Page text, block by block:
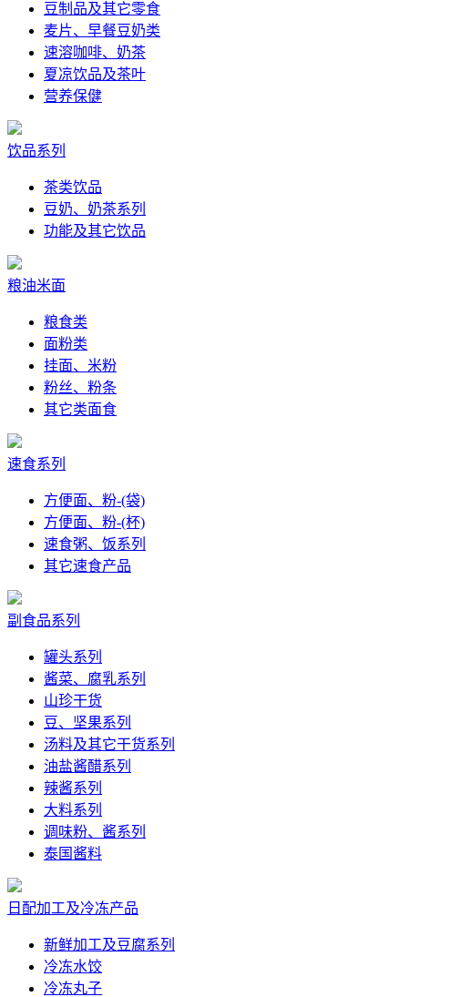
豆制品及其它零食
麦片、早餐豆奶类
速溶咖啡、奶茶
夏凉饮品及茶叶
营养保健
饮品系列
茶类饮品
豆奶、奶茶系列
功能及其它饮品
粮油米面
粮食类
面粉类
挂面、米粉
粉丝、粉条
其它类面食
速食系列
方便面、粉-(袋)
方便面、粉-(杯)
速食粥、饭系列
其它速食产品
副食品系列
罐头系列
酱菜、腐乳系列
山珍干货
豆、坚果系列
汤料及其它干货系列
油盐酱醋系列
辣酱系列
大料系列
调味粉、酱系列
泰国酱料
日配加工及冷冻产品
新鲜加工及豆腐系列
冷冻水饺
冷冻丸子